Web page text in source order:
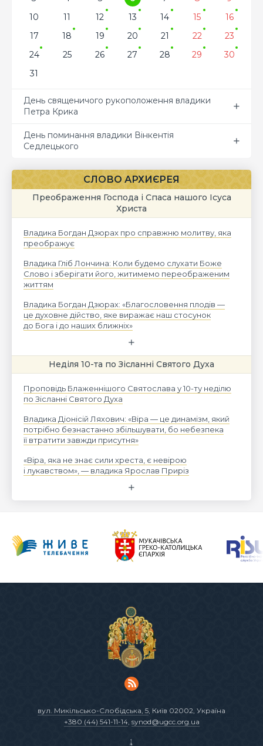
10
11 12 13 14 15
16
17
18 19 20 21 22
23
24
25 26 27 28 29
30
31
День священичого рукоположення владики
Петра Крика
День поминання владики Вінкентія
Седлецького
СЛОВО АРХИЄРЕЯ
Преображення Господа і Спаса нашого Ісуса
Христа
Владика Богдан Дзюрах про справжню молитву, яка
преображує
Владика Гліб Лончина: Коли будемо слухати Боже
Слово і зберігати його, житимемо переображеним
життям
Владика Богдан Дзюрах: «Благословення плодів —
це духовне дійство, яке виражає наш стосунок
до Бога і до наших ближніх»
Неділя 10-та по Зісланні Святого Духа
Проповідь Блаженнішого Святослава у 10-ту неділю
по Зісланні Святого Духа
Владика Діонісій Ляхович: «Віра — це динамізм, який
потрібно безнастанно збільшувати, бо небезпека
її втратити завжди присутня»
«Віра, яка не знає сили хреста, є невірою
і лукавством», — владика Ярослав Приріз
вул. Микільсько-Слобідська, 5, Київ 02002, Україна
+380 (44) 541-11-14, synod@ugcc.org.ua